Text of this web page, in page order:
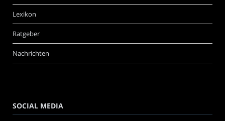
Lexikon
Ratgeber
Nachrichten
SOCIAL MEDIA